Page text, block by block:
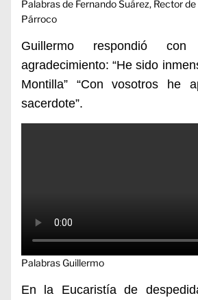
Palabras de Fernando Suárez, Rector
Párroco
Guillermo respondió
agradecimiento: “He sido
Montilla” “Con vosotros he
sacerdote”.
Palabras Guillermo
En la Eucaristía de